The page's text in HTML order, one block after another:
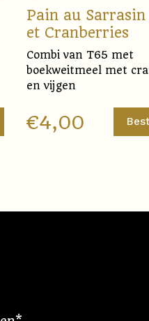
Pain au Sarrasin
et Cranberries
Combi van T65 met
boekweitmeel met
en vijgen
€4,00